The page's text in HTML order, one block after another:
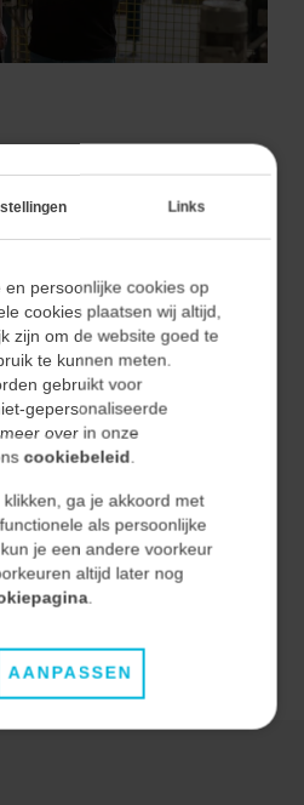
THUIS.
we dat elke markt unieke
met onze klanten begrijpen
en vertalen we deze naar
hun relevantie en
Links
persoonlijke cookies op
cookies plaatsen wij altijd,
zijn om de website goed te
te kunnen meten.
gebruikt voor
gepersonaliseerde
over in onze
cookiebeleid.
ga je akkoord met
als persoonlijke
je een andere voorkeur
altijd later nog
.
AANPASSEN